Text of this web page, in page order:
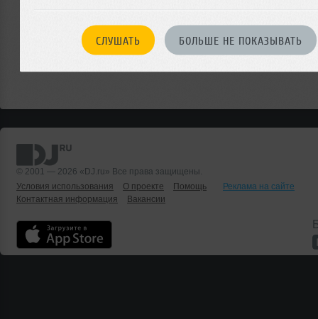
СЛУШАТЬ БОЛЬШЕ НЕ ПОКАЗЫВАТЬ
Вопросы пространственно-
временного содержания, типа
«когда?» или «где?», для людей,
способных найти Поповку на
быть проще.
© 2001 — 2026 «DJ.ru» Все права защищены.
Условия использования
О проекте Помощь
Реклама на сайте
Контактная информация
Вакансии